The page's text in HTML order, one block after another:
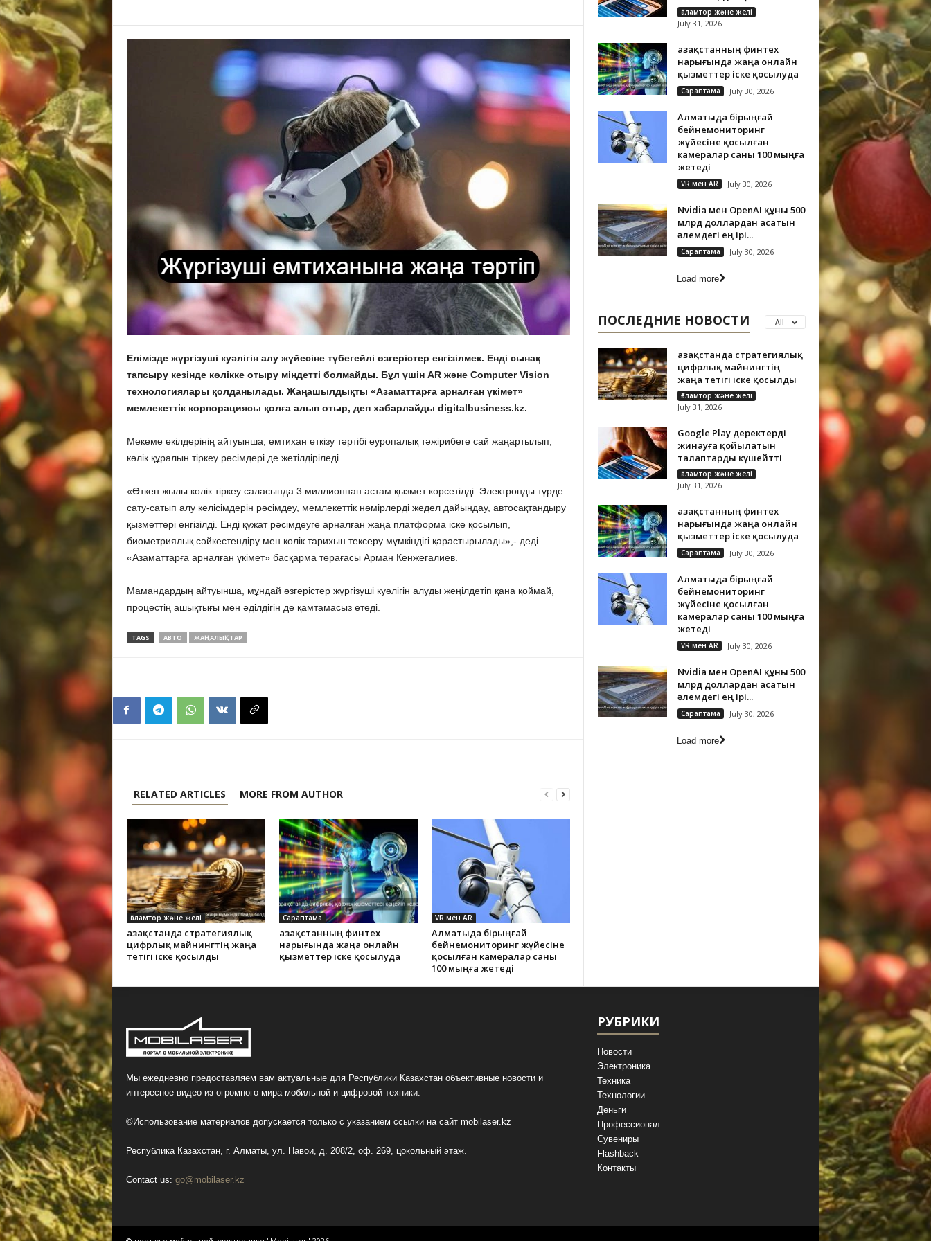
Елімізде жүргізуші куәлігін алу жүйесіне түбегейлі өзгерістер енгізілмек. Енді сынақ
тапсыру кезінде көлікке отыру міндетті болмайды. Бұл үшін AR және Computer Vision
технологиялары қолданылады. Жаңашылдықты «Азаматтарға арналған үкімет»
мемлекеттік корпорациясы қолға алып отыр, деп хабарлайды digitalbusiness.kz.
Мекеме өкілдерінің айтуынша, емтихан өткізу тәртібі еуропалық тәжірибеге сай жаңартылып,
көлік құралын тіркеу рәсімдері де жетілдіріледі.
«Өткен жылы көлік тіркеу саласында 3 миллионнан астам қызмет көрсетілді. Электронды түрде
сату-сатып алу келісімдерін рәсімдеу, мемлекеттік нөмірлерді жедел дайындау, автосақтандыру
қызметтері енгізілді. Енді құжат рәсімдеуге арналған жаңа платформа іске қосылып,
биометриялық сәйкестендіру мен көлік тарихын тексеру мүмкіндігі қарастырылады»,- деді
«Азаматтарға арналған үкімет» басқарма төрағасы Арман Кенжегалиев.
Мамандардың айтуынша, мұндай өзгерістер жүргізуші куәлігін алуды жеңілдетіп қана қоймай,
процестің ашықтығы мен әділдігін де қамтамасыз етеді.
TAGS АВТО ЖАҢАЛЫҚТАР
RELATED ARTICLES MORE FROM AUTHOR
Ғаламтор және желі
Қазақстанда стратегиялық
цифрлық майнингтің жаңа
тетігі іске қосылды
Сараптама
Қазақстанның финтех
нарығында жаңа онлайн
қызметтер іске қосылуда
VR мен AR
Алматыда бірыңғай
бейнемониторинг жүйесіне
қосылған камералар саны
100 мыңға жетеді
Ғаламтор және желі
July 31, 2026
Қазақстанның финтех
нарығында жаңа онлайн
қызметтер іске қосылуда
Сараптама July 30, 2026
Алматыда бірыңғай
бейнемониторинг
жүйесіне қосылған
камералар саны 100 мыңға
жетеді
VR мен AR July 30, 2026
Nvidia мен OpenAI құны 500
млрд доллардан асатын
әлемдегі ең ірі...
Сараптама July 30, 2026
Load more
ПОСЛЕДНИЕ НОВОСТИ All
Қазақстанда стратегиялық
цифрлық майнингтің
жаңа тетігі іске қосылды
Ғаламтор және желі
July 31, 2026
Google Play деректерді
жинауға қойылатын
талаптарды күшейтті
Ғаламтор және желі
July 31, 2026
Қазақстанның финтех
нарығында жаңа онлайн
қызметтер іске қосылуда
Сараптама July 30, 2026
Алматыда бірыңғай
бейнемониторинг
жүйесіне қосылған
камералар саны 100 мыңға
жетеді
VR мен AR July 30, 2026
Nvidia мен OpenAI құны 500
млрд доллардан асатын
әлемдегі ең ірі...
Сараптама July 30, 2026
Load more
Мы ежедневно предоставляем вам актуальные для Республики Казахстан объективные новости и
интересное видео из огромного мира мобильной и цифровой техники.
©Использование материалов допускается только с указанием ссылки на сайт mobilaser.kz
Республика Казахстан, г. Алматы, ул. Навои, д. 208/2, оф. 269, цокольный этаж.
Contact us: go@mobilaser.kz
РУБРИКИ
Новости
Электроника
Техника
Технологии
Деньги
Профессионал
Сувениры
Flashback
Контакты